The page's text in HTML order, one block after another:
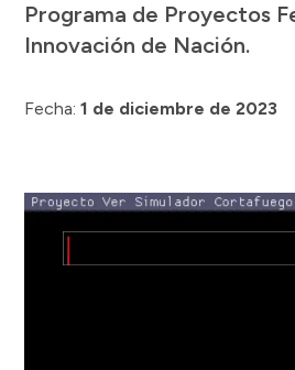
Programa de Proyectos
Innovación de Nación.
Fecha: 1 de diciembre de 2023